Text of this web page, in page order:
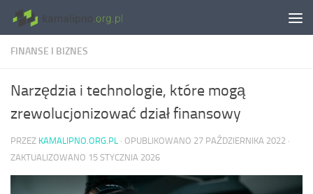
Skip to content
FINANSE I BIZNES
Narzędzia i technologie, które mogą
zrewolucjonizować dział finansowy
PRZEZ KAMALIPNO.ORG.PL · OPUBLIKOWANO 27 PAŹDZIERNIKA 2022 ·
ZAKTUALIZOWANO 15 STYCZNIA 2026